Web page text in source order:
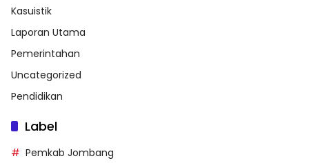
Kasuistik
Laporan Utama
Pemerintahan
Uncategorized
Pendidikan
Label
Pemkab Jombang